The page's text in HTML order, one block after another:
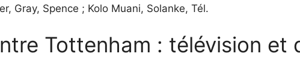
Gray, Spence ; Kolo Muani, Solanke, Tél.
Tottenham : télévision et